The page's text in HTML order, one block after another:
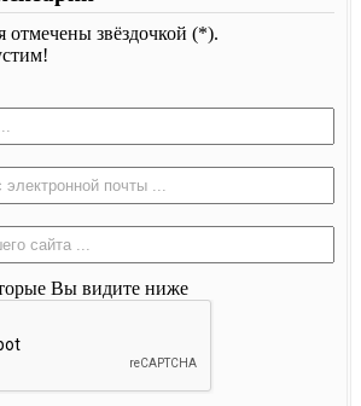
отмечены звёздочкой (*).
Вы видите ниже